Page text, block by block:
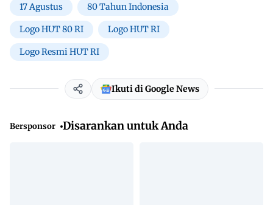
17 Agustus 80 Tahun Indonesia
Logo HUT 80 RI Logo HUT RI
Logo Resmi HUT RI
Ikuti di Google News
Bersponsor Disarankan untuk Anda